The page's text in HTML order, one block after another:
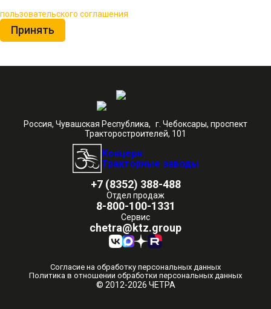
пользовательского соглашения
Принять
Россия, Чувашская Республика, г. Чебоксары, проспект
Тракторостроителей, 101
Концерн
Тракторные заводы
+7 (8352) 388-488
Отдел продаж
8-800-100-1331
Сервис
chetra@ktz.group
© 2012-2026 ЧЕТРА
Согласие на обработку персональных данных
Политика в отношении обработки персональных данных